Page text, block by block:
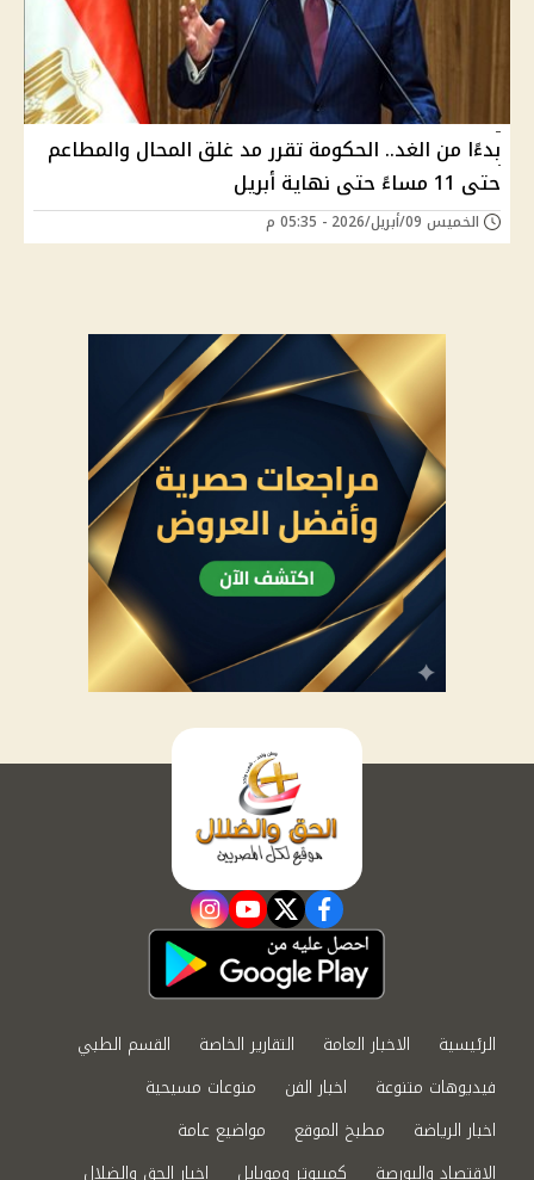
بدءًا من الغد.. الحكومة تقرر مد غلق المحال والمطاعم
حتى 11 مساءً حتى نهاية أبريل
الخميس 09/أبريل/2026 - 05:35 م
facebook
twitter
youtube
instagram
الرئيسية الاخبار العامة التقارير الخاصة
القسم الطبي
فيديوهات متنوعة
اخبار الفن
منوعات مسيحية
اخبار الرياضة
مطبخ الموقع
مواضيع عامة
الاقتصاد والبورصة
كمبيوتر وموبايل اخبار الحق والضلال